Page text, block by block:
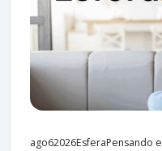
ago62026EsferaPensando